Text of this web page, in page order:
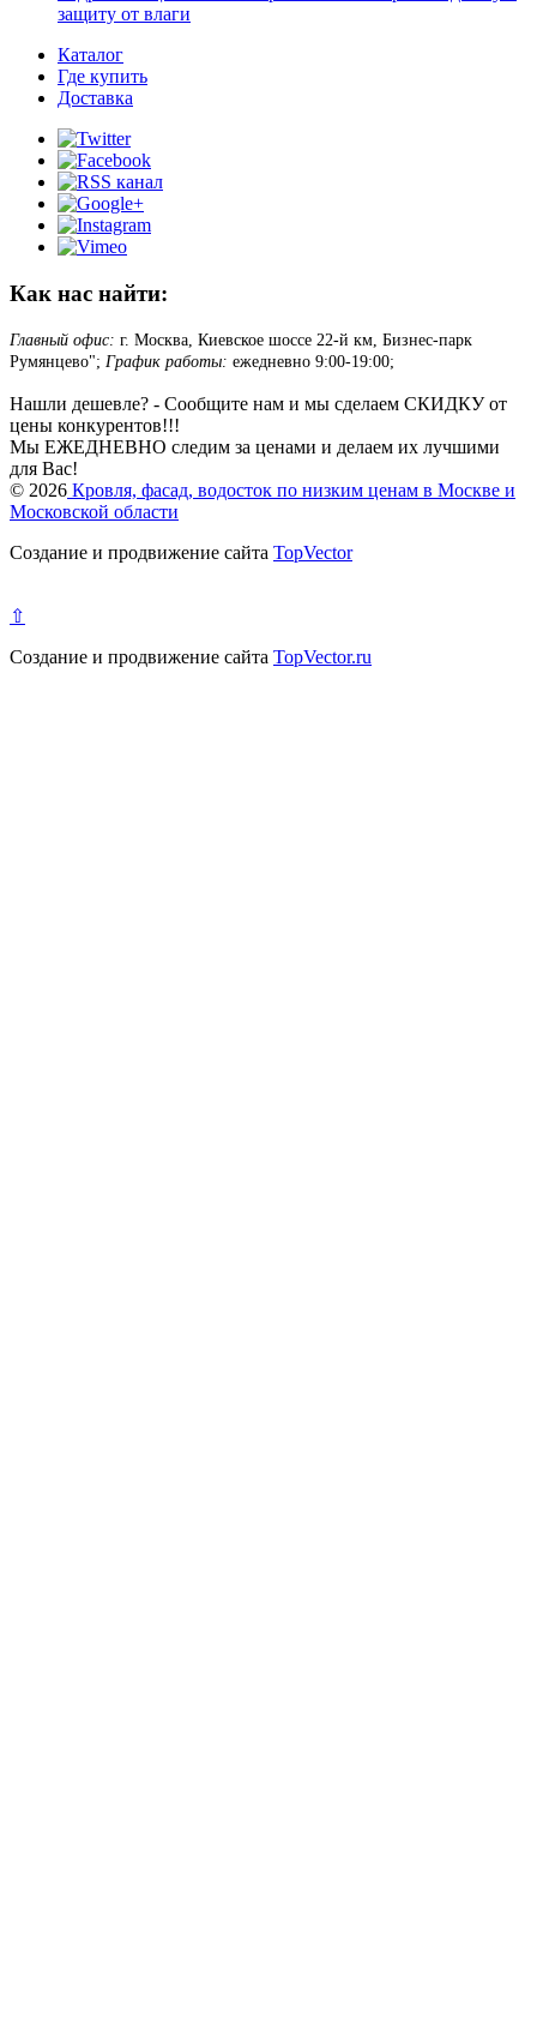
защиту от влаги
Каталог
Где купить
Доставка
Как нас найти:
Главный офис: г. Москва, Киевское шоссе 22-й км, Бизнес-парк
Румянцево"; График работы: ежедневно 9:00-19:00;
Нашли дешевле? - Сообщите нам и мы сделаем СКИДКУ от
цены конкурентов!!!
Мы ЕЖЕДНЕВНО следим за ценами и делаем их лучшими
для Вас!
© 2026 Кровля, фасад, водосток по низким ценам в Москве и
Московской области
Создание и продвижение сайта TopVector
⇧
Создание и продвижение сайта TopVector.ru